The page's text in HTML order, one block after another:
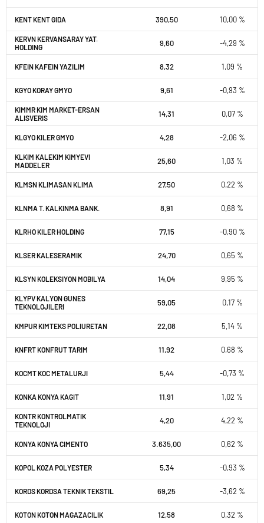
KENT KENT GIDA 390,50 10,00 %
KERVN KERVANSARAY YAT.
HOLDING
9,60 -4,29 %
KFEIN KAFEIN YAZILIM 8,32 1,09 %
KGYO KORAY GMYO 9,61 -0,93 %
KIMMR KIM MARKET-ERSAN
ALISVERIS
14,31 0,07 %
KLGYO KILER GMYO 4,28 -2,06 %
KLKIM KALEKIM KIMYEVI
MADDELER
25,60 1,03 %
KLMSN KLIMASAN KLIMA 27,50 0,22 %
KLNMA T. KALKINMA BANK. 8,91 0,68 %
KLRHO KILER HOLDING 77,15 -0,90 %
KLSER KALESERAMIK 24,70 0,65 %
KLSYN KOLEKSIYON MOBILYA 14,04 9,95 %
KLYPV KALYON GUNES
TEKNOLOJILERI
59,05 0,17 %
KMPUR KIMTEKS POLIURETAN 22,08 5,14 %
KNFRT KONFRUT TARIM 11,92 0,68 %
KOCMT KOC METALURJI 5,44 -0,73 %
KONKA KONYA KAGIT 11,91 1,02 %
KONTR KONTROLMATIK
TEKNOLOJI
4,20 4,22 %
KONYA KONYA CIMENTO 3.635,00 0,62 %
KOPOL KOZA POLYESTER 5,34 -0,93 %
KORDS KORDSA TEKNIK TEKSTIL 69,25 -3,62 %
KOTON KOTON MAGAZACILIK 12,58 0,32 %